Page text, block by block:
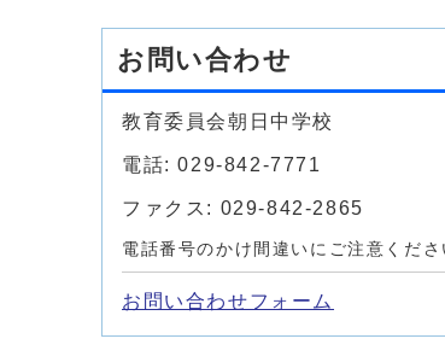
お問い合わせ
教育委員会朝日中学校
電話: 029-842-7771
ファクス: 029-842-2865
電話番号のかけ間違いにご注意くださ
お問い合わせフォーム